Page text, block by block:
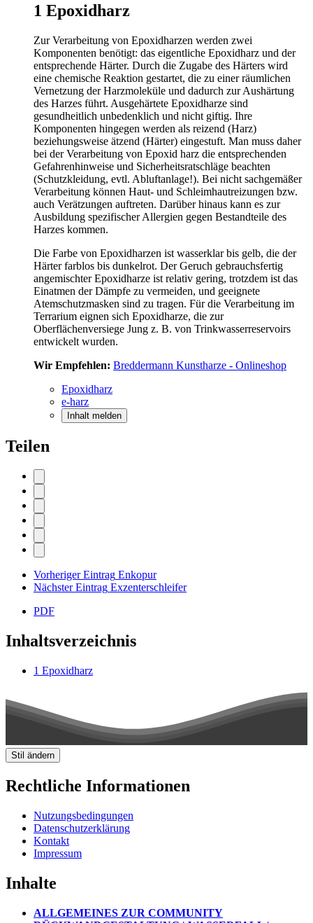
1 Epoxidharz
Zur Verarbeitung von Epoxidharzen werden zwei
Komponenten benötigt: das eigentliche Epoxidharz und der
entsprechende Härter. Durch die Zugabe des Härters wird
eine chemische Reaktion gestartet, die zu einer räumlichen
Vernetzung der Harzmoleküle und dadurch zur Aushärtung
des Harzes führt. Ausgehärtete Epoxidharze sind
gesundheitlich unbedenklich und nicht giftig. Ihre
Komponenten hingegen werden als reizend (Harz)
beziehungsweise ätzend (Härter) eingestuft. Man muss daher
bei der Verarbeitung von Epoxid­ harz die entsprechenden
Gefahrenhinweise und Sicherheitsratschläge beachten
(Schutzkleidung, evtl. Abluftanlage!). Bei nicht sachgemäßer
Verarbeitung können Haut- und Schleimhautreizungen bzw.
auch Verätzungen auftreten. Darü­ber hinaus kann es zur
Ausbildung spezifischer Allergien gegen Bestandteile des
Harzes kommen.
Die Farbe von Epoxidharzen ist wasserklar bis gelb, die der
Härter farblos bis dunkelrot. Der Geruch gebrauchsfertig
angemischter Epoxidharze ist relativ gering, trotzdem ist das
Einatmen der Dämpfe zu vermeiden, und geeignete
Atemschutzmasken sind zu tragen. Für die Verarbeitung im
Ter­rarium eignen sich Epoxidharze, die zur
Oberflächenversiege Jung z. B. von Trinkwasserreservoirs
entwickelt wurden.
Wir Empfehlen: Breddermann Kunstharze - Onlineshop
Epoxidharz
e-harz
Inhalt melden
Teilen
Vorheriger Eintrag Enkopur
Nächster Eintrag Exzenterschleifer
PDF
Inhaltsverzeichnis
1 Epoxidharz
Stil ändern
Rechtliche Informationen
Nutzungsbedingungen
Datenschutzerklärung
Kontakt
Impressum
Inhalte
ALLGEMEINES ZUR COMMUNITY